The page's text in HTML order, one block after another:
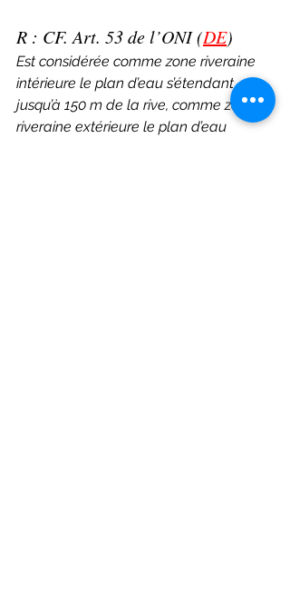
R : CF. Art. 53 de l’ONI (DE)
Est considérée comme zone riveraine
intérieure le plan d’eau s’étendant
jusqu’à 150 m de la rive, comme zone
riveraine extérieure le plan d’eau